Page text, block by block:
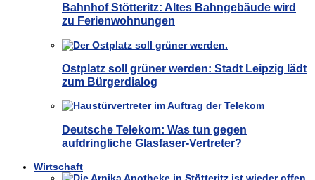
Bahnhof Stötteritz: Altes Bahngebäude wird
zu Ferienwohnungen
Ostplatz soll grüner werden: Stadt Leipzig lädt
zum Bürgerdialog
Deutsche Telekom: Was tun gegen
aufdringliche Glasfaser-Vertreter?
Wirtschaft